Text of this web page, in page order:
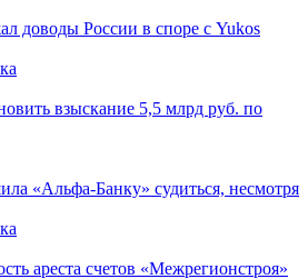
России в споре с Yukos
взыскание 5,5 млрд руб. по
«Альфа-Банку» судиться, несмотря
ареста счетов «Межрегионстроя»